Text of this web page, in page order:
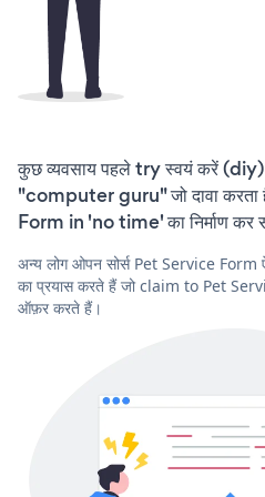
कुछ व्यवसाय पहले try स्वयं करें
"computer guru" जो दावा
Form in 'no time' का निर्माण कर
अन्य लोग ओपन सोर्स Pet Service
का प्रयास करते हैं जो claim to Pet
ऑफ़र करते हैं।